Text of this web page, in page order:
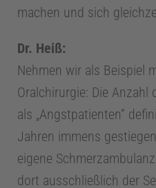
1
0
0
J
machen und sich
Dr. Heiß:
Nehmen wir als Beispiel
Oralchirurgie: Die Anzahl
als „Angstpatienten“
Jahren immens
eigene
dort ausschließlich der